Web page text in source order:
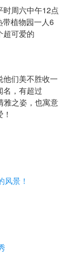
周六中午12点
植物园一人6
超可爱的
们美不胜收一
名，有超过
雅之姿，也寓意
景！